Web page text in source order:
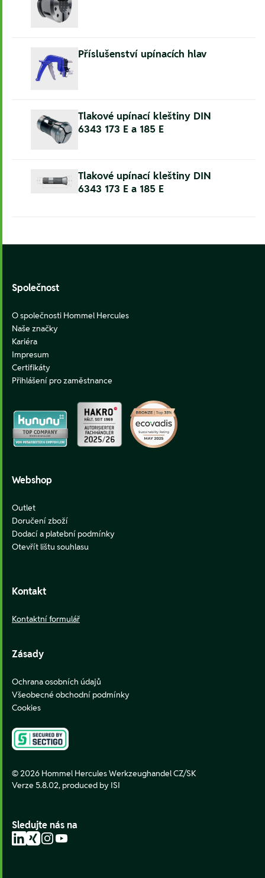
Příslušenství upínacích hlav
Tlakové upínací kleštiny DIN
6343 173 E a 185 E
Tlakové upínací kleštiny DIN
6343 173 E a 185 E
Společnost
O společnosti Hommel Hercules
Naše značky
Kariéra
Impresum
Certifikáty
Přihlášení pro zaměstnance
Webshop
Outlet
Doručení zboží
Dodací a platební podmínky
Otevřít lištu souhlasu
Kontakt
Kontaktní formulář
Zásady
Ochrana osobních údajů
Všeobecné obchodní podmínky
Cookies
© 2026 Hommel Hercules Werkzeughandel CZ/SK
Verze 5.8.02, produced by ISI
Sledujte nás na
LinkedIn
XingInstagram
YouTube